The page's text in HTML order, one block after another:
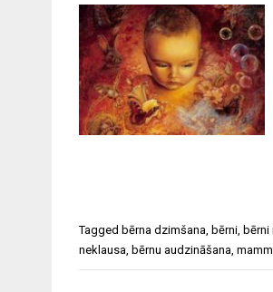
Tagged bērna dzimšana, bērni, bērni
neklausa, bērnu audzināšana,